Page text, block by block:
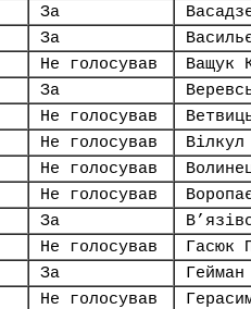
За
За
Не голосував Ващук
За
Не голосував
Не голосував
Не голосував
Не голосував
За
Не голосував Гасюк
За
Не голосував